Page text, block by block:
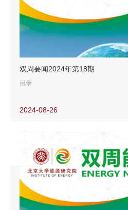
双周要闻2024年第18期
目录
澳大利亚批准巨型太阳能项目
Energix与谷歌签订长期太阳能战略协议
氢能项目发展面临需求端难题
2024-08-26